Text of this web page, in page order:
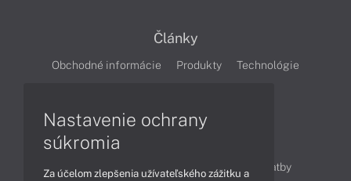
Články
Obchodné informácie Produkty
Technológie
Ako nakupovať
Možnosti doručenia a platby
Nastavenie ochrany
súkromia
Za účelom zlepšenia užívateľského zážitku a